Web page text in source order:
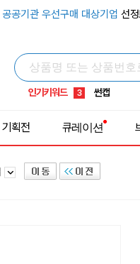
공공기관 우선구매 대상기업 선정!
인기키워드
2 부채
3 썬캡
5 키캡
7 텀블러
기획전 큐레이션